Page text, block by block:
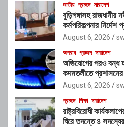
জাতীয় প্রচ্ছদ সারাদেশ
বুড়িগঙ্গাসহ
কর্মপরিকল্পনার নির্দেশ
আন্তঃসংস্থা সমন্বয়
August 6, 2026
অপরাধ প্রচ্ছদ সারাদেশ
অভিযোগের পরও বন্ধ
কদমতলীতে
August 6, 2026
প্রচ্ছদ শিক্ষা সারাদেশ
রাষ্ট্রবিরোধী
ঘিরে তদন্তে ৪